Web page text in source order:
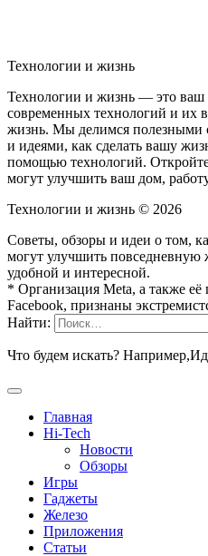
Технологии и жизнь
Технологии и жизнь — это ваш
современных технологий и их
жизнь. Мы делимся полезными
и идеями, как сделать вашу
помощью технологий.
могут улучшить ваш дом,
Технологии и жизнь © 2026
Советы, обзоры и идеи о том,
могут улучшить повседневную
удобной и интересной.
* Организация Meta, а также её
Facebook, признаны
Найти:
Что будем искать? Например,
Главная
Hi-Tech
Новости
Обзоры
Игры
Гаджеты
Железо
Приложения
Статьи